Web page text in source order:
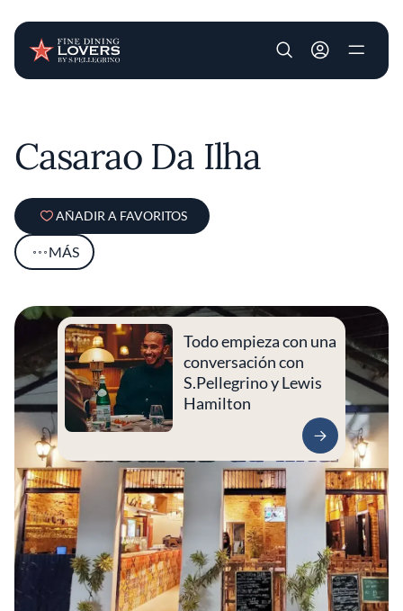
User account
Casarao Da Ilha
AÑADIR A FAVORITOS
MÁS
Todo empieza con una
conversación con
S.Pellegrino y Lewis
Hamilton